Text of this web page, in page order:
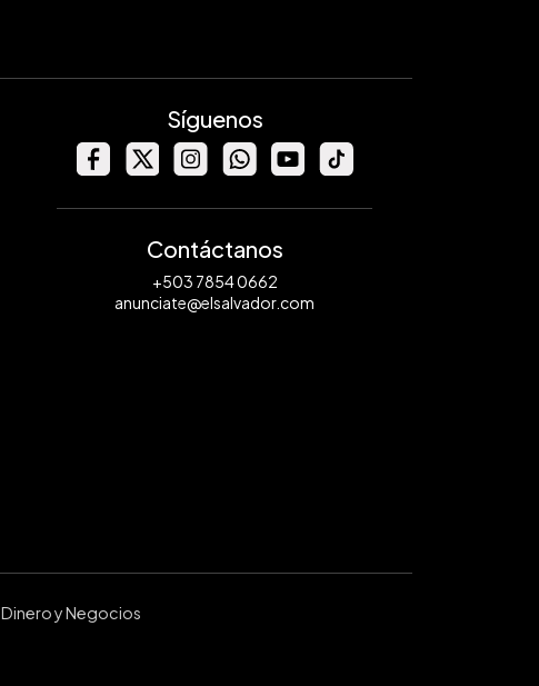
Síguenos
Contáctanos
+503 7854 0662
anunciate@elsalvador.com
Dinero y Negocios